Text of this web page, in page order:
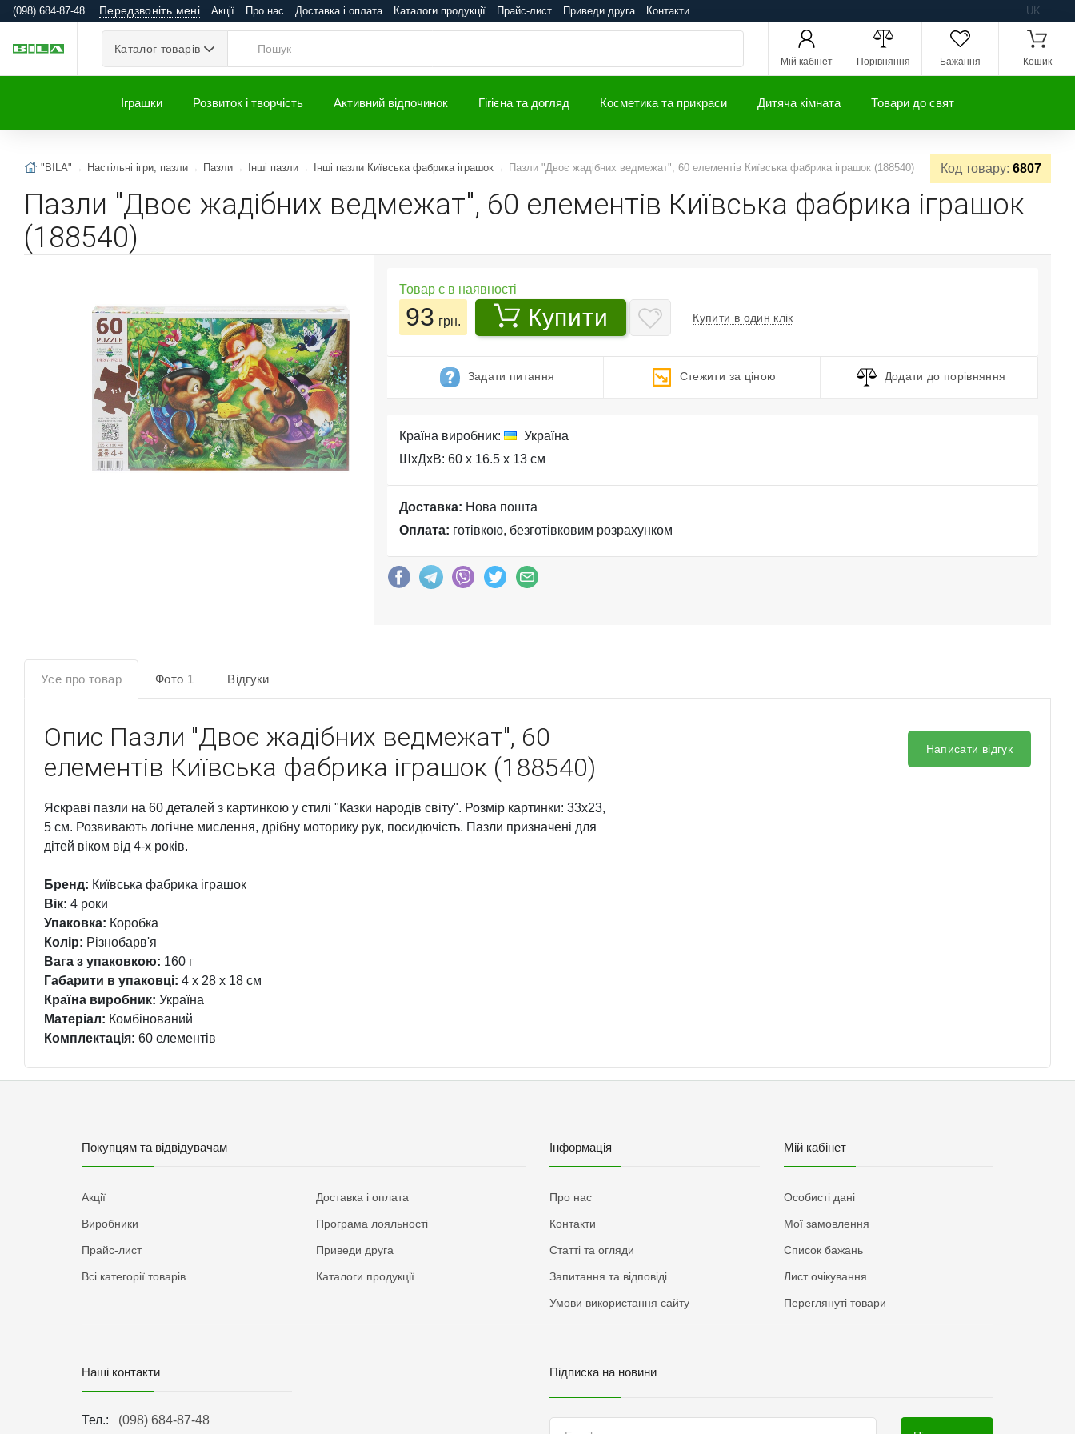
(098) 684-87-48 Передзвоніть мені Акції Про нас Доставка і оплата Каталоги продукції Прайс-лист Приведи друга Контакти UK
Каталог товарів
Мій кабінет Порівняння Бажання Кошик
Іграшки Розвиток і творчість Активний відпочинок Гігієна та догляд Косметика та прикраси Дитяча кімната Товари до свят
Код товару: 6807
"BILA" Настільні ігри, пазли Пазли Інші пазли Інші пазли Київська фабрика іграшок Пазли "Двоє жадібних ведмежат", 60 елементів Київська фабрика іграшок (188540)
Пазли "Двоє жадібних ведмежат", 60 елементів Київська фабрика іграшок
(188540)
Товар є в наявності
93 грн. Купити Купити в один клік
Задати питання Стежити за ціною Додати до порівняння
Країна виробник:
Україна
ШхДхВ: 60 x 16.5 x 13 см
Доставка: Нова пошта
Оплата: готівкою, безготівковим розрахунком
Усе про товар Фото 1 Відгуки
Опис Пазли "Двоє жадібних ведмежат", 60
елементів Київська фабрика іграшок (188540)
Яскраві пазли на 60 деталей з картинкою у стилі "Казки народів світу". Розмір картинки: 33х23,
5 см. Розвивають логічне мислення, дрібну моторику рук, посидючість. Пазли призначені для
дітей віком від 4-х років.
Бренд: Київська фабрика іграшок
Вік: 4 роки
Упаковка: Коробка
Колір: Різнобарв'я
Вага з упаковкою: 160 г
Габарити в упаковці: 4 x 28 x 18 см
Країна виробник: Україна
Матеріал: Комбінований
Комплектація: 60 елементів
Написати відгук
Покупцям та відвідувачам
Акції
Виробники
Прайс-лист
Всі категорії товарів
Доставка і оплата
Програма лояльності
Приведи друга
Каталоги продукції
Інформація
Про нас
Контакти
Статті та огляди
Запитання та відповіді
Умови використання сайту
Мій кабінет
Особисті дані
Мої замовлення
Список бажань
Лист очікування
Переглянуті товари
Наші контакти
Тел.: (098) 684-87-48
Підписка на новини